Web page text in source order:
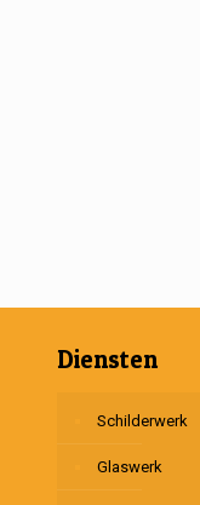
Diensten
Schilderwerk
Glaswerk